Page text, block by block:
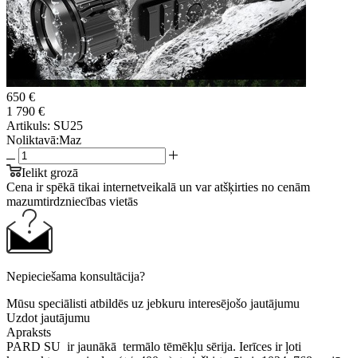
650 €
1 790 €
Artikuls: SU25
Noliktavā:Maz
Ielikt grozā
Cena ir spēkā tikai internetveikalā un var atšķirties no cenām
mazumtirdzniecības vietās
Nepieciešama konsultācija?
Mūsu speciālisti atbildēs uz jebkuru interesējošo jautājumu
Uzdot jautājumu
Apraksts
PARD SU ir jaunākā termālo tēmēkļu sērija. Ierīces ir ļoti